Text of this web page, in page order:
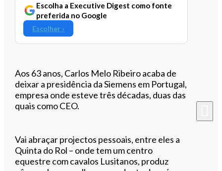
Escolha a Executive Digest como fonte
preferida no Google
Escolher ›
Aos 63 anos, Carlos Melo Ribeiro acaba de
deixar a presidência da Siemens em Portugal,
empresa onde esteve três décadas, duas das
quais como CEO.
Vai abraçar projectos pessoais, entre eles a
Quinta do Rol – onde tem um centro
equestre com cavalos Lusitanos, produz